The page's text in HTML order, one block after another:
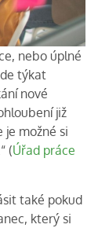
nebo úplné
týkat
nové
již
je možné si
(Úřad práce
také pokud
který si